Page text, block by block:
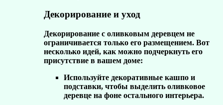
Декорирование и уход
Декорирование с оливковым деревцем не
ограничивается только его размещением. Вот
несколько идей, как можно подчеркнуть его
присутствие в вашем доме:
Используйте декоративные кашпо и
подставки, чтобы выделить оливковое
деревце на фоне остального интерьера.